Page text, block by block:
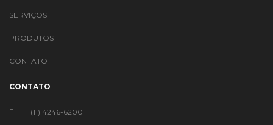
SERVIÇOS
PRODUTOS
CONTATO
CONTATO
(11) 4246-6200